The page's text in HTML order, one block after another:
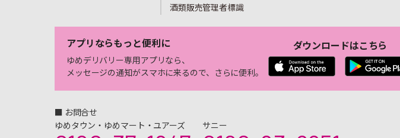
酒類販売管理者標識
アプリならもっと便利に
ゆめデリバリー専用アプリなら、
メッセージの通知がスマホに来るので、さらに便利。
ダウンロードはこちら
■ お問合せ
ゆめタウン・ゆめマート・ユアーズ
サニー